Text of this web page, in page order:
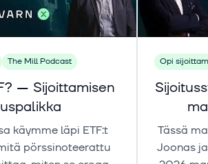
The Mill Podcast
— Sijoittamisen
käymme läpi ETF:t
pörssinoteerattu
Opi
Tässä
Joonas